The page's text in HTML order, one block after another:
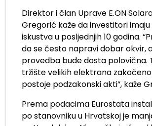
Direktor i član Uprave E.ON
Gregorić kaže da investitori
iskustva u posljednjih 10 godina.
da se često napravi dobar okvir,
provedba bude dosta polovična.
tržište velikih elektrana
postoje podzakonski akti”, kaže
Prema podacima Eurostata
po stanovniku u Hrvatskoj je